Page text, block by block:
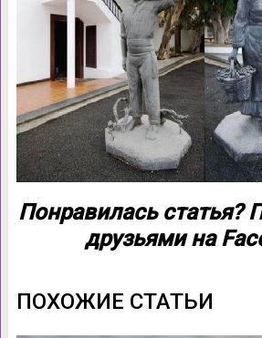
Понравилась статья?
друзьями на
ПОХОЖИЕ СТАТЬИ